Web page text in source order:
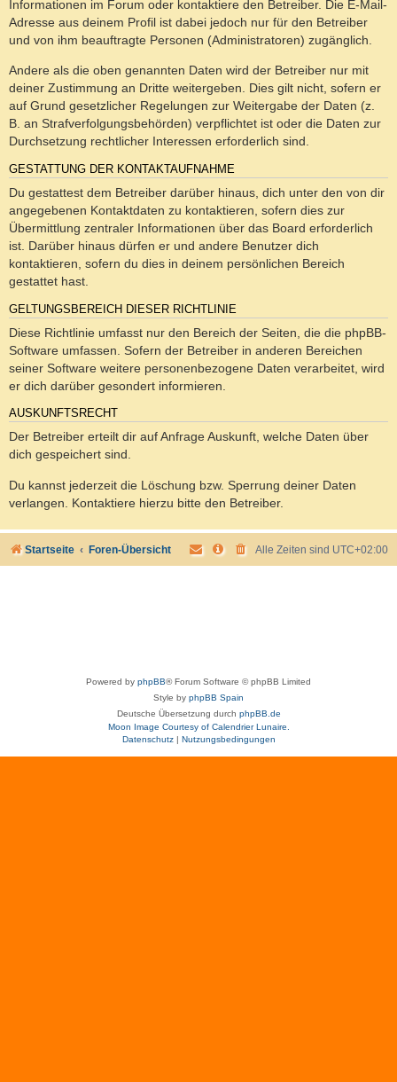
Informationen im Forum oder kontaktiere den Betreiber. Die E-Mail-
Adresse aus deinem Profil ist dabei jedoch nur für den Betreiber
und von ihm beauftragte Personen (Administratoren) zugänglich.
Andere als die oben genannten Daten wird der Betreiber nur mit
deiner Zustimmung an Dritte weitergeben. Dies gilt nicht, sofern er
auf Grund gesetzlicher Regelungen zur Weitergabe der Daten (z.
B. an Strafverfolgungsbehörden) verpflichtet ist oder die Daten zur
Durchsetzung rechtlicher Interessen erforderlich sind.
GESTATTUNG DER KONTAKTAUFNAHME
Du gestattest dem Betreiber darüber hinaus, dich unter den von dir
angegebenen Kontaktdaten zu kontaktieren, sofern dies zur
Übermittlung zentraler Informationen über das Board erforderlich
ist. Darüber hinaus dürfen er und andere Benutzer dich
kontaktieren, sofern du dies in deinem persönlichen Bereich
gestattet hast.
GELTUNGSBEREICH DIESER RICHTLINIE
Diese Richtlinie umfasst nur den Bereich der Seiten, die die phpBB-
Software umfassen. Sofern der Betreiber in anderen Bereichen
seiner Software weitere personenbezogene Daten verarbeitet, wird
er dich darüber gesondert informieren.
AUSKUNFTSRECHT
Der Betreiber erteilt dir auf Anfrage Auskunft, welche Daten über
dich gespeichert sind.
Du kannst jederzeit die Löschung bzw. Sperrung deiner Daten
verlangen. Kontaktiere hierzu bitte den Betreiber.
Startseite Foren-Übersicht Alle Zeiten sind UTC+02:00
Powered by phpBB® Forum Software © phpBB Limited
Style by phpBB Spain
Deutsche Übersetzung durch phpBB.de
Moon Image Courtesy of Calendrier Lunaire.
Datenschutz| Nutzungsbedingungen